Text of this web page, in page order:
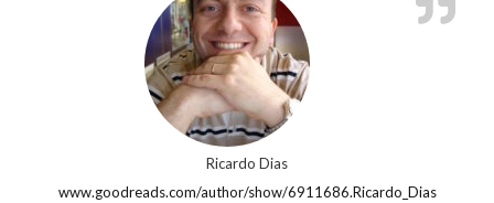
Ricardo Dias
www.goodreads.com/author/show/6911686.Ricardo_Dias